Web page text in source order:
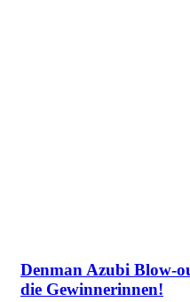
Denman Azubi Blow-
die Gewinnerinnen!